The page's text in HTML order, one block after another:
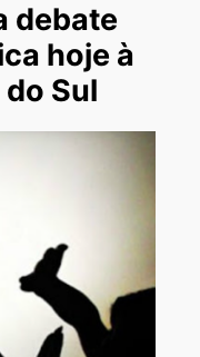
debate
hoje à
Sul